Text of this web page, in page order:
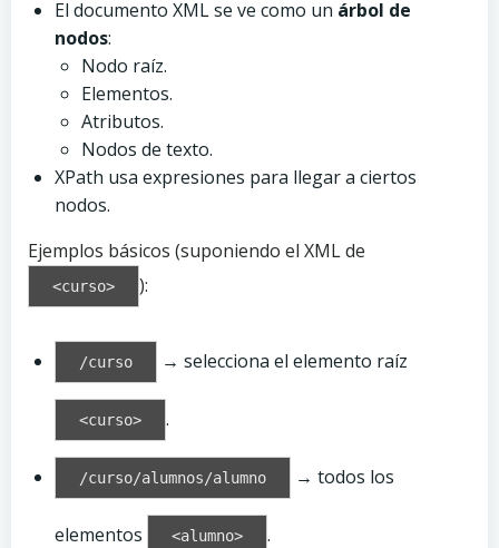
El documento XML se ve como un árbol de
nodos:
Nodo raíz.
Elementos.
Atributos.
Nodos de texto.
XPath usa expresiones para llegar a ciertos
nodos.
Ejemplos básicos (suponiendo el XML de
<curso> ):
/curso → selecciona el elemento raíz
<curso> .
/curso/alumnos/alumno → todos los
elementos <alumno> .